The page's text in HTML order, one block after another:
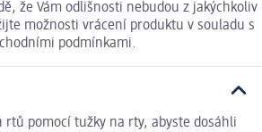
že Vám odlišnosti nebudou z jakýchkoliv
možnosti vrácení produktu v souladu s
podmínkami.
rtů pomocí tužky na rty, abyste dosáhli